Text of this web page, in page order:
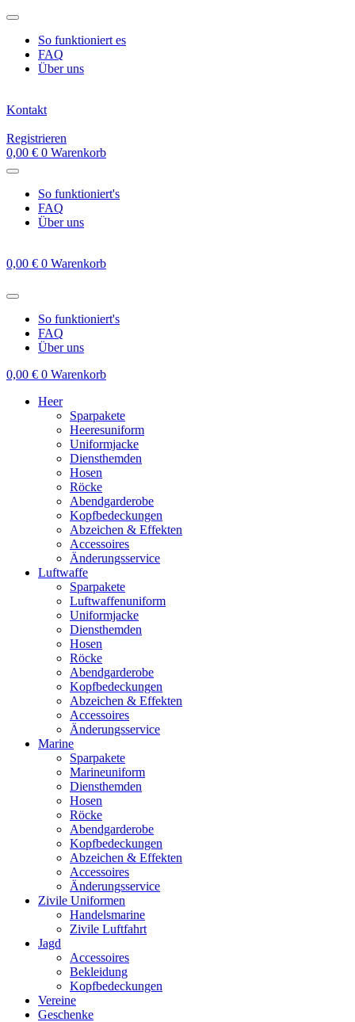
Zum
springenSo funktioniert es
FAQ
Über uns
Kontakt
Registrieren
0,00 € 0 Warenkorb
So funktioniert's
FAQ
Über uns
0,00 € 0 Warenkorb
So funktioniert's
FAQ
Über uns
0,00 € 0 Warenkorb
Heer
Sparpakete
Heeresuniform
Uniformjacke
Diensthemden
Hosen
Röcke
Abendgarderobe
Kopfbedeckungen
Abzeichen & Effekten
Accessoires
Änderungsservice
Luftwaffe
Sparpakete
Luftwaffenuniform
Uniformjacke
Diensthemden
Hosen
Röcke
Abendgarderobe
Kopfbedeckungen
Abzeichen & Effekten
Accessoires
Änderungsservice
Marine
Sparpakete
Marineuniform
Diensthemden
Hosen
Röcke
Abendgarderobe
Kopfbedeckungen
Abzeichen & Effekten
Accessoires
Änderungsservice
Zivile Uniformen
Handelsmarine
Zivile Luftfahrt
Jagd
Accessoires
Bekleidung
Kopfbedeckungen
Vereine
Geschenke